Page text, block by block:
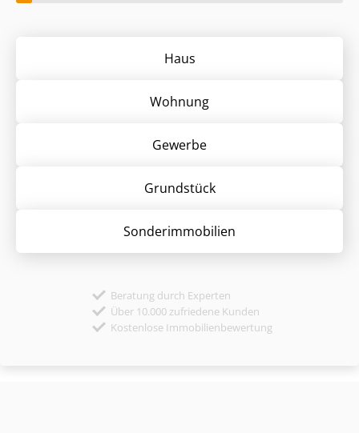
Haus
Wohnung
Gewerbe
Grund­stück
Sonder­immobilien
Beratung durch Experten
Über 10.000 zufriedene Kunden
Kostenlose Immobilienbewertung